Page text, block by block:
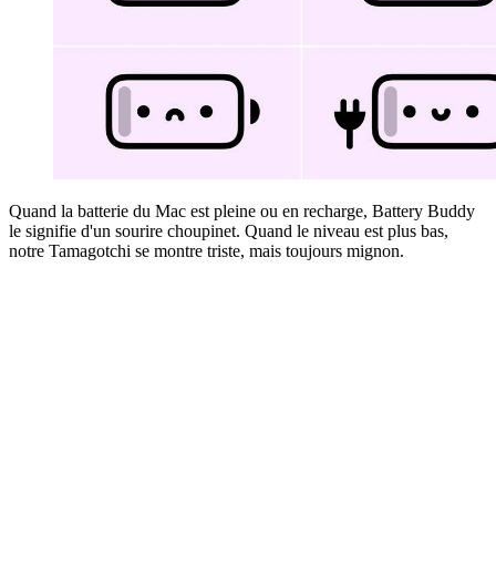
Quand la batterie du Mac est pleine ou en recharge, Battery Buddy
le signifie d'un sourire choupinet. Quand le niveau est plus bas,
notre Tamagotchi se montre triste, mais toujours mignon.